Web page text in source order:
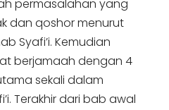
permasalahan yang
dan qoshor menurut
Syafi’i. Kemudian
berjamaah dengan 4
sekali dalam
Terakhir dari bab awal